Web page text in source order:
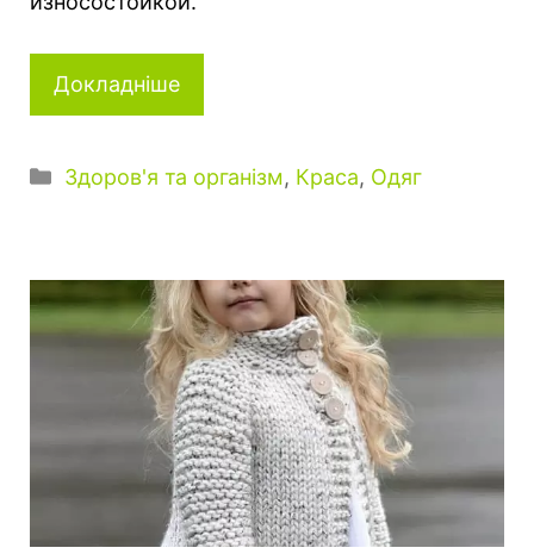
Докладніше
Категорії
Здоров'я та організм, Краса, Одяг